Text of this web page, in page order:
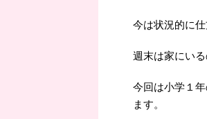
今は状況的に
週末は家にい
今回は小学１
ます。